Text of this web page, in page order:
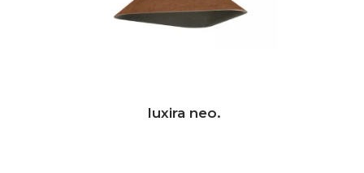
luxira neo.